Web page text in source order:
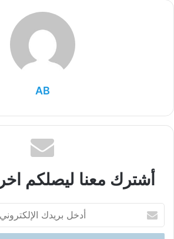
AB
أشترك معنا ليصلكم
بريدك
الإلكتروني